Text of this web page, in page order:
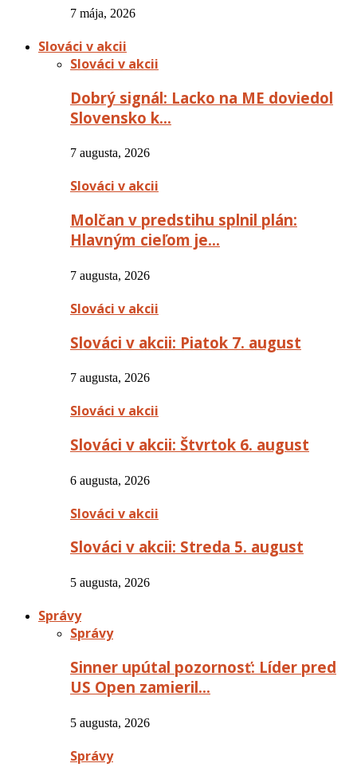
7 mája, 2026
Slováci v akcii
Slováci v akcii
Dobrý signál: Lacko na ME doviedol
Slovensko k…
7 augusta, 2026
Slováci v akcii
Molčan v predstihu splnil plán:
Hlavným cieľom je…
7 augusta, 2026
Slováci v akcii
Slováci v akcii: Piatok 7. august
7 augusta, 2026
Slováci v akcii
Slováci v akcii: Štvrtok 6. august
6 augusta, 2026
Slováci v akcii
Slováci v akcii: Streda 5. august
5 augusta, 2026
Správy
Správy
Sinner upútal pozornosť: Líder pred
US Open zamieril…
5 augusta, 2026
Správy